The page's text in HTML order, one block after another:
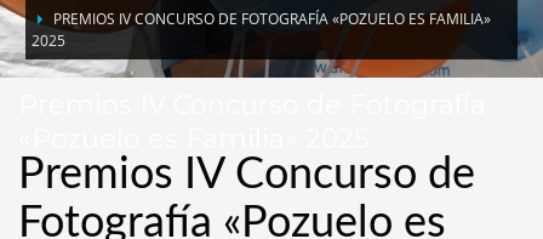
PREMIOS IV CONCURSO DE FOTOGRAFÍA «POZUELO ES FAMILIA»
2025
Premios IV Concurso de
Fotografía «Pozuelo es